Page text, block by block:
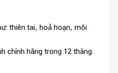
thiên tai, hoả hoạn, môi
chính hãng trong 12 tháng.